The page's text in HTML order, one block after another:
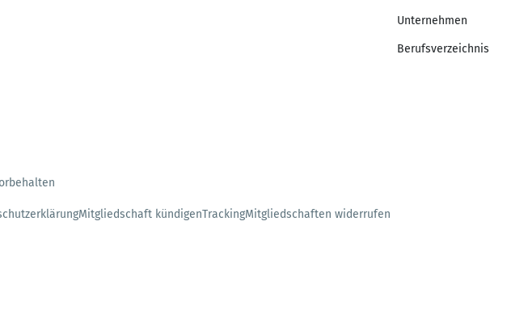
Unternehmen
Berufsverzeichnis
Mitgliedschaft kündigenTrackingMitgliedschaften widerrufen